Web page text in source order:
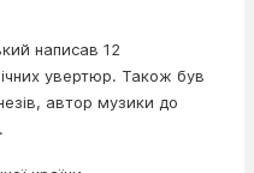
написав 12
увертюр. Також був
автор музики до